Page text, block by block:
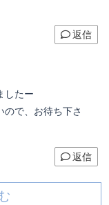
返信
したー
ので、お待ち下さ
返信